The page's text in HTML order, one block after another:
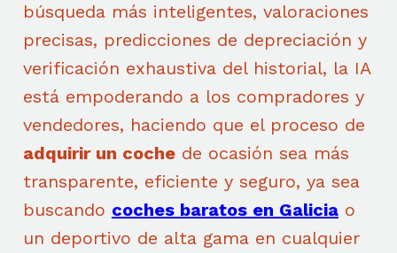
búsqueda más inteligentes, valoraciones
precisas, predicciones de depreciación y
verificación exhaustiva del historial, la IA
está empoderando a los compradores y
vendedores, haciendo que el proceso de
adquirir un cochede ocasión sea más
transparente, eficiente y seguro, ya sea
buscando coches baratos en Galiciao
un deportivo de alta gama en cualquier